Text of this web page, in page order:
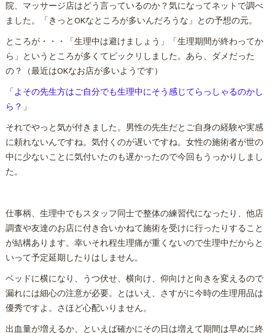
院、マッサージ店はどう言っているのか？気になってネットで調べ
ました。「きっとOKなところが多いんだろうな」との予想の元。
ところが・・・「生理中は避けましょう」「生理期間が終わってか
ら」というところが多くてビックリしました。あら、ダメだった
の？（最近はOKなお店が多いようです）
「よその先生方はご自分でも生理中にそう感じてらっしゃるのかし
ら？ 」
それでやっと気が付きました。男性の先生だとご自身の経験や実感
に頼れないんですね。気付くのが遅いですね。女性の施術者が世の
中に少ないことに気付いたのも遅かったので今回もうっかりしまし
た。
仕事柄、生理中でもスタッフ同士で整体の練習代になったり、他店
調査や友達のお店に付き合いかねて施術を受けに行ったりすること
が結構あります。幸いそれ程生理痛が重くないので生理中だからと
いって予定延期したりはしません。
ベッドに横になり、うつ伏せ、横向け、仰向けと向きを変えるので
漏れには細心の注意が必要。とはいえ、さすがに今時の生理用品は
優秀ですよ。さほど心配いりません。
出血量が増えるか、といえば確かにその日は増えて期間は早めに終